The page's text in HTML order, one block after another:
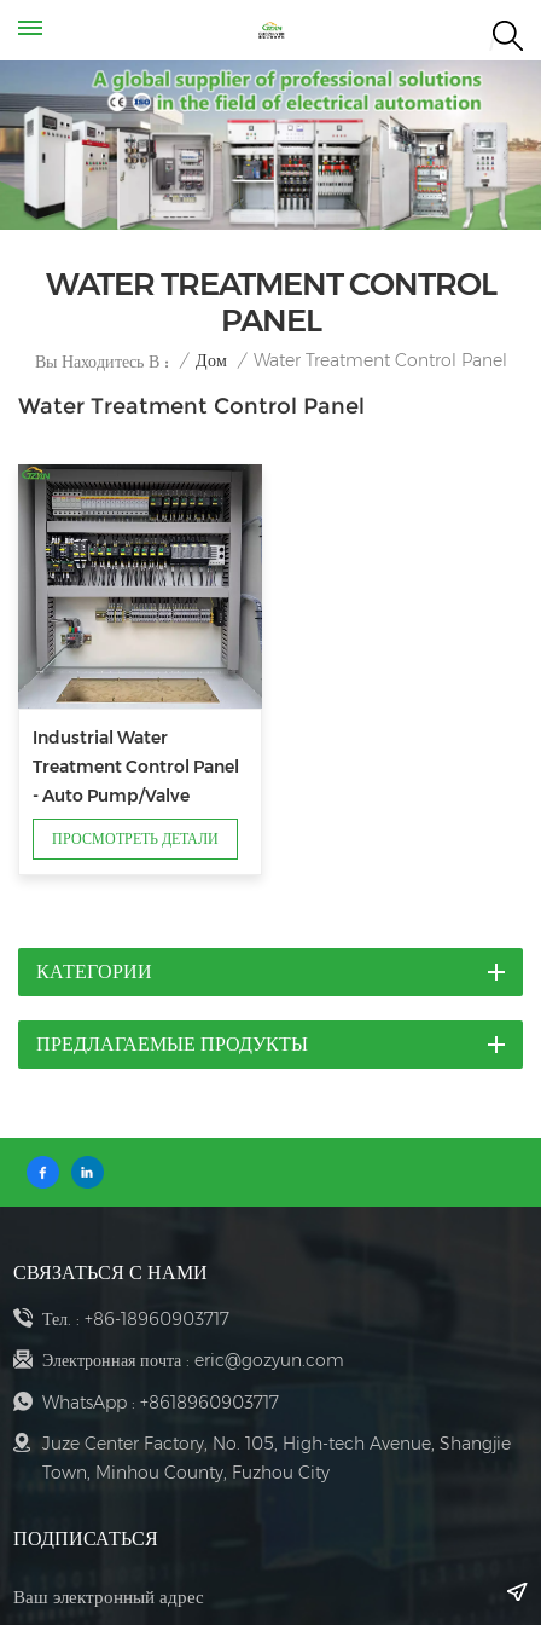
WATER TREATMENT CONTROL
PANEL
Вы Находитесь В : / Дом / Water Treatment Control Panel
Water Treatment Control Panel
Industrial Water
Treatment Control Panel
- Auto Pump/Valve
Control for Purification
ПРОСМОТРЕТЬ ДЕТАЛИ
КАТЕГОРИИ
ПРЕДЛАГАЕМЫЕ ПРОДУКТЫ
СВЯЗАТЬСЯ С НАМИ
Тел. : +86-18960903717
Электронная почта : eric@gozyun.com
WhatsApp : +8618960903717
Juze Center Factory, No. 105, High-tech Avenue, Shangjie
Town, Minhou County, Fuzhou City
ПОДПИСАТЬСЯ